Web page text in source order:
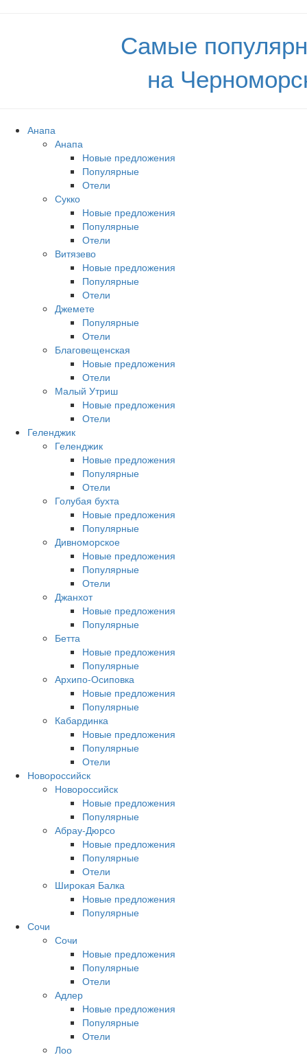
Самые
на
Анапа
Анапа
Новые предложения
Популярные
Отели
Сукко
Новые предложения
Популярные
Отели
Витязево
Новые предложения
Популярные
Отели
Джемете
Популярные
Отели
Благовещенская
Новые предложения
Отели
Малый Утриш
Новые предложения
Отели
Геленджик
Геленджик
Новые предложения
Популярные
Отели
Голубая бухта
Новые предложения
Популярные
Дивноморское
Новые предложения
Популярные
Отели
Джанхот
Новые предложения
Популярные
Бетта
Новые предложения
Популярные
Архипо-Осиповка
Новые предложения
Популярные
Кабардинка
Новые предложения
Популярные
Отели
Новороссийск
Новороссийск
Новые предложения
Популярные
Абрау-Дюрсо
Новые предложения
Популярные
Отели
Широкая Балка
Новые предложения
Популярные
Сочи
Сочи
Новые предложения
Популярные
Отели
Адлер
Новые предложения
Популярные
Отели
Лоо